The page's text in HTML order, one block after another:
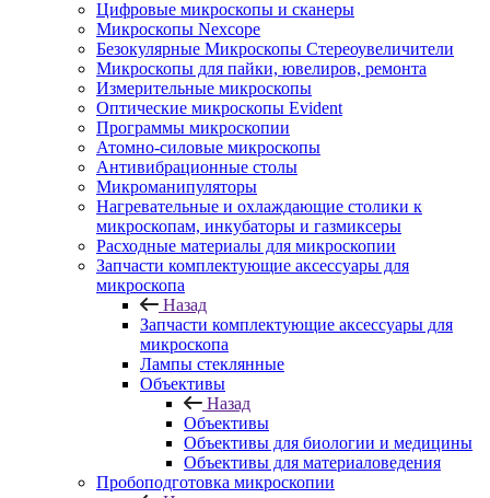
Цифровые микроскопы и сканеры
Микроскопы Nexcope
Безокулярные Микроскопы Стереоувеличители
Микроскопы для пайки, ювелиров, ремонта
Измерительные микроскопы
Оптические микроскопы Evident
Программы микроскопии
Атомно-силовые микроскопы
Антивибрационные столы
Микроманипуляторы
Нагревательные и охлаждающие столики к
микроскопам, инкубаторы и газмиксеры
Расходные материалы для микроскопии
Запчасти комплектующие аксессуары для
микроскопа
Назад
Запчасти комплектующие аксессуары для
микроскопа
Лампы стеклянные
Объективы
Назад
Объективы
Объективы для биологии и медицины
Объективы для материаловедения
Пробоподготовка микроскопии